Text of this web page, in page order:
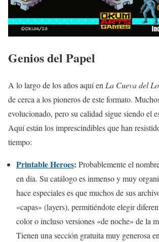
Genios del Papel
A lo largo de los años aquí enLa Cueva del
de cerca a los pioneros de este formato.
evolucionado, pero su calidad sigue siendo el
Aquí están los imprescindibles que han
tiempo:
Printable Heroes: Probablemente el
en día. Su catálogo es inmenso y muy
hace especiales es que muchos de sus
«capas» (layers), permitiéndote elegir
color o incluso versiones «de noche» de la
Tienen una sección gratuita muy generosa